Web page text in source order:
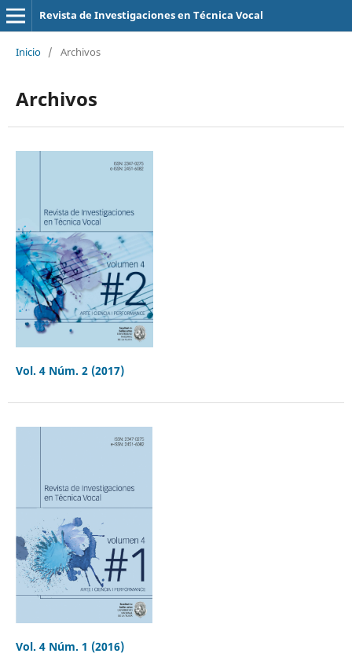
Revista de Investigaciones en Técnica Vocal
Inicio / Archivos
Archivos
Vol. 4 Núm. 2 (2017)
Vol. 4 Núm. 1 (2016)